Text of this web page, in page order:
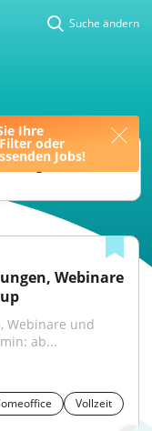
Ihre
oder
Jobs!
Suche ändern
liefern,
oder
Webinare
Webinare und
ab...
Vollzeit